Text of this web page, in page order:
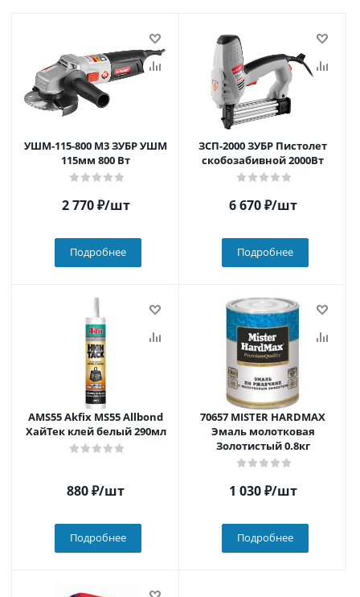
УШМ-115-800 М3 ЗУБР УШМ
115мм 800 Вт
2 770₽/шт
Подробнее
ЗСП-2000 ЗУБР Пистолет
скобозабивной 2000Вт
6 670₽/шт
Подробнее
AMS55 Akfix MS55 Allbond
ХайТек клей белый 290мл
880₽/шт
Подробнее
70657 MISTER HARDMAX
Эмаль молотковая
Золотистый 0.8кг
1 030₽/шт
Подробнее